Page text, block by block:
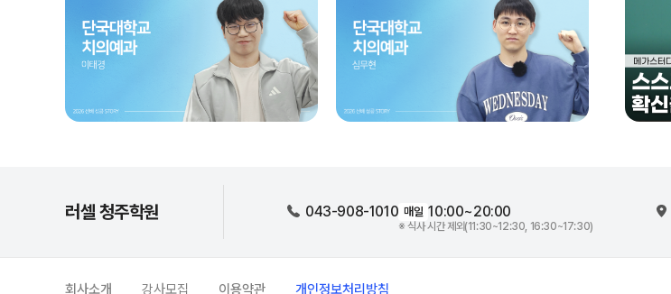
러셀 청주학원 043-908-1010 매일 10:00~20:00
※ 식사 시간 제외(11:30~12:30, 16:30~17:30)
회사소개 강사모집 이용약관 개인정보처리방침